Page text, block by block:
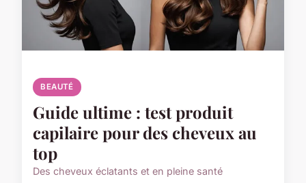
BEAUTÉ
Guide ultime : test produit
capilaire pour des cheveux au
top
Des cheveux éclatants et en pleine santé